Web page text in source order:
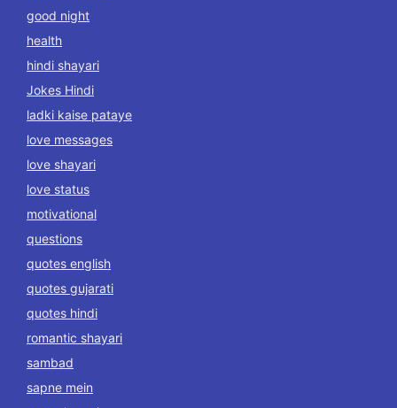
good night
health
hindi shayari
Jokes Hindi
ladki kaise pataye
love messages
love shayari
love status
motivational
questions
quotes english
quotes gujarati
quotes hindi
romantic shayari
sambad
sapne mein